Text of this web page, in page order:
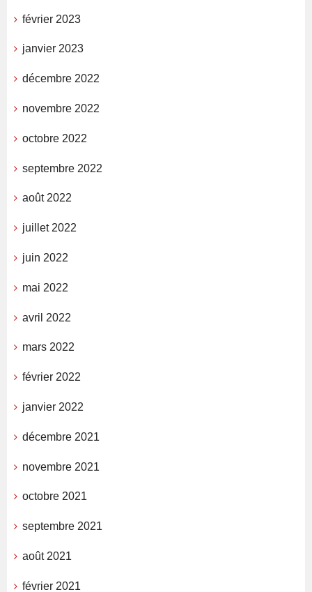
février 2023
janvier 2023
décembre 2022
novembre 2022
octobre 2022
septembre 2022
août 2022
juillet 2022
juin 2022
mai 2022
avril 2022
mars 2022
février 2022
janvier 2022
décembre 2021
novembre 2021
octobre 2021
septembre 2021
août 2021
février 2021